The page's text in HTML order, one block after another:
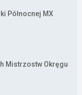
Północnej MX
Mistrzostw Okręgu